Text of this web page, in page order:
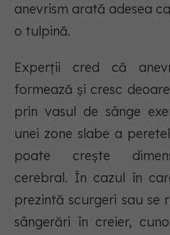
anevrism arată adesea
o tulpină.
Experții cred că
formează și cresc
prin vasul de sânge
unei zone slabe a
poate crește
cerebral. În cazul în
prezintă scurgeri sau se
sângerări în creier,